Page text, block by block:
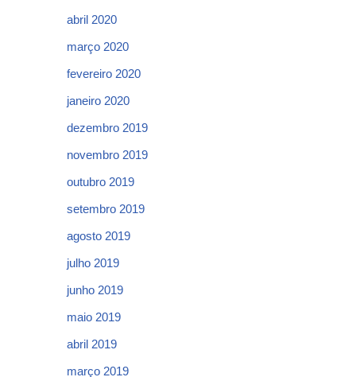
abril 2020
março 2020
fevereiro 2020
janeiro 2020
dezembro 2019
novembro 2019
outubro 2019
setembro 2019
agosto 2019
julho 2019
junho 2019
maio 2019
abril 2019
março 2019